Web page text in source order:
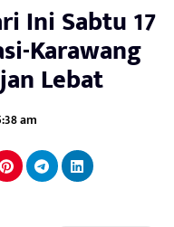
Ini Sabtu 17
Karawang
Lebat
am